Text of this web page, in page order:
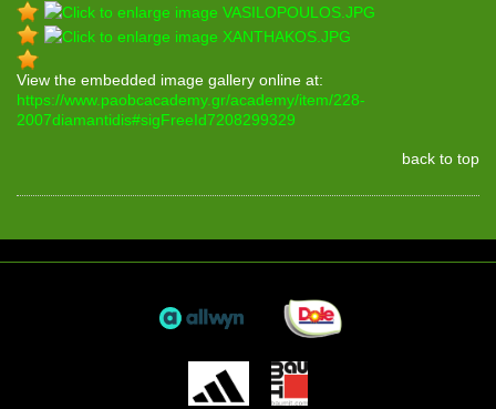
View the embedded image gallery online at:
https://www.paobcacademy.gr/academy/item/228-
2007diamantidis#sigFreeId7208299329
back to top